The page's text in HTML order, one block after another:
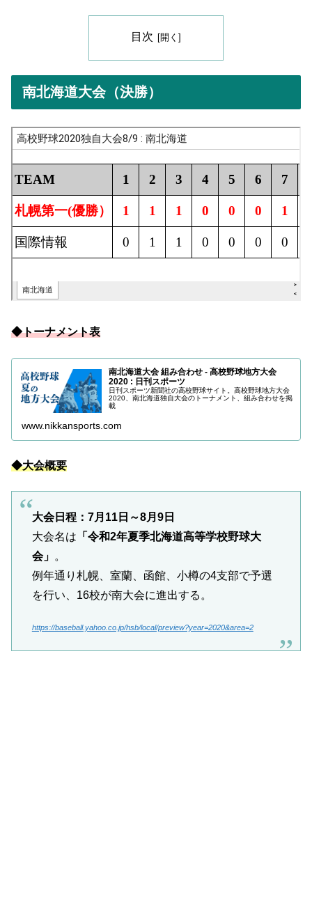
目次
南北海道大会（決勝）
◆トーナメント表
南北海道大会 組み合わせ - 高校野球地方大会
2020 : 日刊スポーツ
日刊スポーツ新聞社の高校野球サイト。高校野球地方大会
2020、南北海道独自大会のトーナメント、組み合わせを掲
載
www.nikkansports.com
◆大会概要
大会日程：7月11日～8月9日
大会名は 「令和2年夏季北海道高等学校野球大
会」 。
例年通り札幌、室蘭、函館、小樽の4支部で予選
を行い、16校が南大会に進出する。
https://baseball.yahoo.co.jp/hsb/local/preview?year=2020&area=2